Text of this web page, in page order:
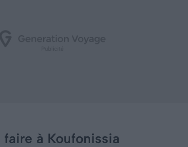
à Koufonissia